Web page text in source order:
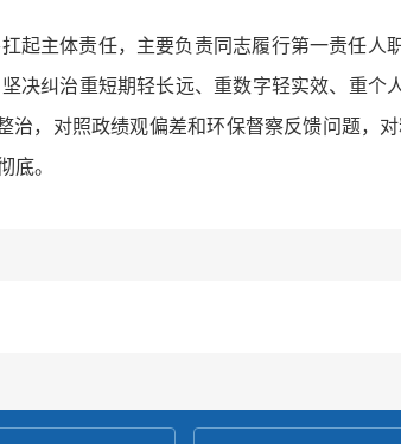
主体责任，主要负责同志履行第一责任人
决纠治重短期轻长远、重数字轻实效、重个
治，对照政绩观偏差和环保督察反馈问题，
。